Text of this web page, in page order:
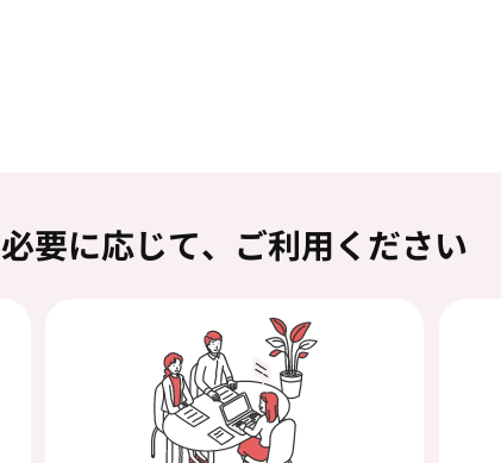
必要に応じて、ご利用ください